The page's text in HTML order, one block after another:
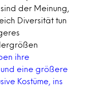
der Meinung,
Diversität tun
ihre
eine größere
Kostüme, ins